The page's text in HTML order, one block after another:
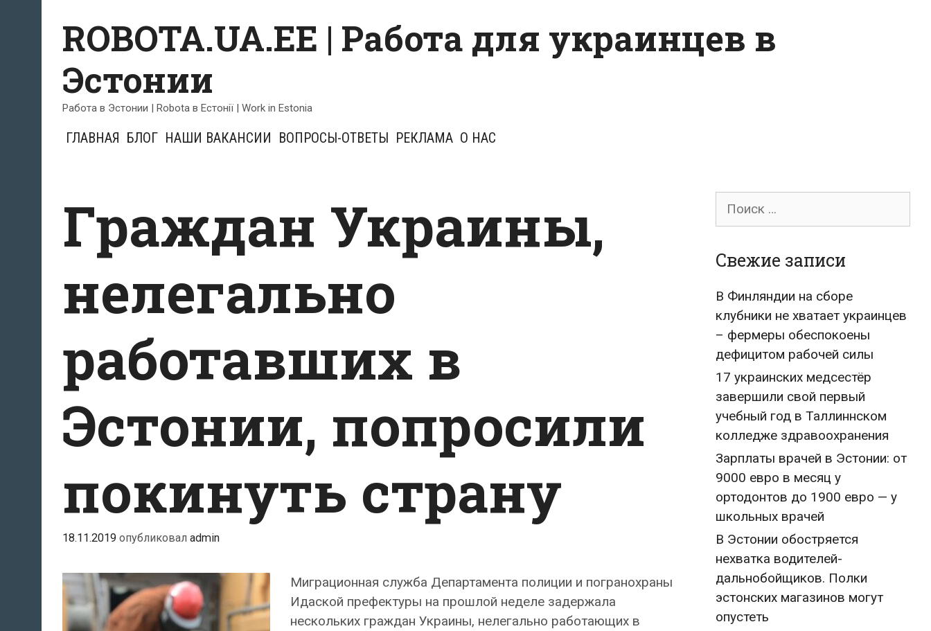
content
ROBOTA.UA.EE | Работа для украинцев в
Эстонии
Работа в Эстонии | Robota в Естонії | Work in Estonia
ГЛАВНАЯ БЛОГ НАШИ ВАКАНСИИ ВОПРОСЫ-ОТВЕТЫ РЕКЛАМА О НАС
Граждан Украины,
нелегально
работавших в
Эстонии, попросили
покинуть страну
18.11.2019 опубликовал admin
Миграционная служба Департамента полиции и погранохраны
Идаской префектуры на прошлой неделе задержала
нескольких граждан Украины, нелегально работающих в
Поиск
Свежие записи
В Финляндии на сборе
клубники не хватает украинцев
– фермеры обеспокоены
дефицитом рабочей силы
17 украинских медсестёр
завершили свой первый
учебный год в Таллиннском
колледже здравоохранения
Зарплаты врачей в Эстонии: от
9000 евро в месяц у
ортодонтов до 1900 евро — у
школьных врачей
В Эстонии обостряется
нехватка водителей-
дальнобойщиков. Полки
эстонских магазинов могут
опустеть